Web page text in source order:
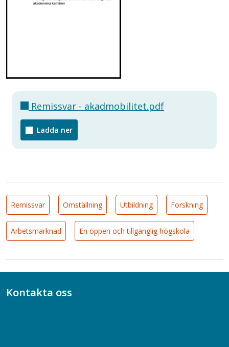
Remissvar - akadmobilitet.pdf
Ladda ner
Remissvar Omställning Utbildning Forskning
Arbetsmarknad En öppen och tillgänglig högskola
Kontakta oss